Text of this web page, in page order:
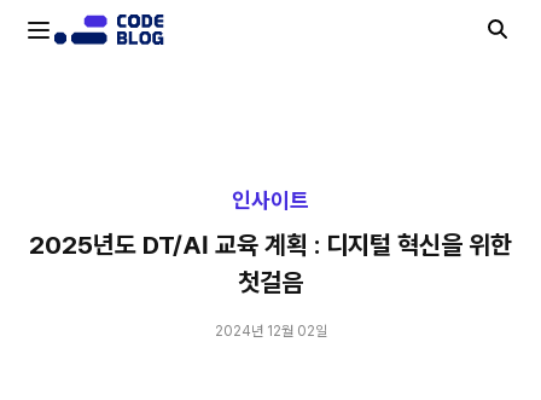
인사이트
2025년도 DT/AI 교육 계획 : 디지털 혁신을 위한
첫걸음
2024년 12월 02일